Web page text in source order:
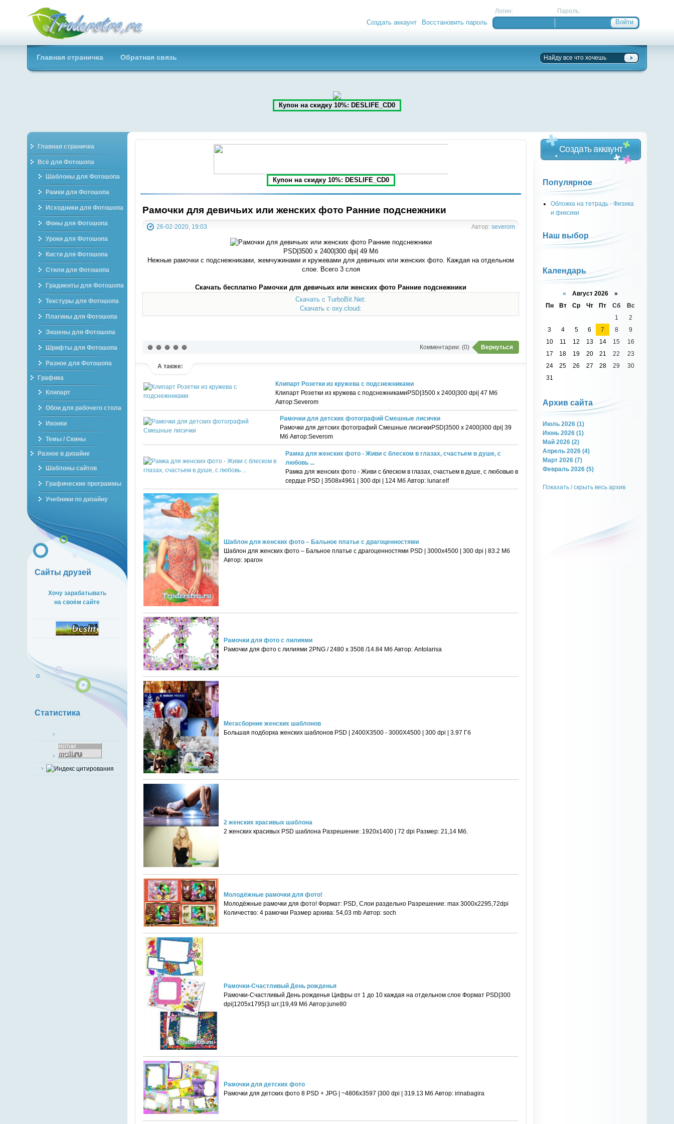
Troderstro.ru -
Портал о
Логин: Пароль:
Создать аккаунт Восстановить пароль
Главная страничка Обратная связь
Купон на скидку 10%: DESLIFE_CD0
Главная страничка
Всё для Фотошопа
Шаблоны для Фотошопа
Рамки для Фотошопа
Исходники для Фотошопа
Фоны для Фотошопа
Уроки для Фотошопа
Кисти для Фотошопа
Стили для Фотошопа
Градиенты для Фотошопа
Текстуры для Фотошопа
Плагины для Фотошопа
Экшены для Фотошопа
Шрифты для Фотошопа
Разное для Фотошопа
Графика
Клипарт
Обои для рабочего стола
Иконки
Темы / Скины
Разное в дизайне
Шаблоны сайтов
Графические программы
Учебники по дизайну
Сайты друзей
Хочу зарабатывать
на своём сайте
Статистика
Купон на скидку 10%: DESLIFE_CD0
Рамочки для девичьих или женских фото Ранние подснежники
Автор:severom
26-02-2020, 19:03
PSD|3500 х 2400|300 dpi| 49 Мб
Нежные рамочки с подснежниками, жемчужинами и кружевами для девичьих или женских фото. Каждая на отдельном
слое. Всего 3 слоя
Скачать бесплатно Рамочки для девичьих или женских фото Ранние подснежники
Скачать с TurboBit.Net:
Скачать с oxy.cloud:
Вернуться
Комментарии: (0)
А также:
Клипарт Розетки из кружева с подснежниками
Клипарт Розетки из кружева с подснежникамиPSD|3500 х 2400|300 dpi| 47 Мб
Автор:Severom
Рамочки для детских фотографий Смешные лисички
Рамочки для детских фотографий Смешные лисичкиPSD|3500 х 2400|300 dpi| 39
Мб Автор:Severom
Рамка для женских фото - Живи с блеском в глазах, счастьем в душе, с
любовь ...
Рамка для женских фото - Живи с блеском в глазах, счастьем в душе, с любовью в
сердце PSD | 3508х4961 | 300 dpi | 124 Мб Автор: lunar.elf
Шаблон для женских фото – Бальное платье с драгоценностями
Шаблон для женских фото – Бальное платье с драгоценностями PSD | 3000x4500 | 300 dpi | 83.2 Мб
Автор: эрагон
Рамочки для фото с лилиями
Рамочки для фото с лилиями 2PNG / 2480 x 3508 /14.84 Мб Aвтор: Antolarisa
Мегасборние женских шаблонов
Большая подборка женских шаблонов PSD | 2400X3500 - 3000X4500 | 300 dpi | 3.97 Гб
2 женских красивых шаблона
2 женских красивых PSD шаблона Разрешение: 1920x1400 | 72 dpi Размер: 21,14 Мб.
Молодёжные рамочки для фото!
Молодёжные рамочки для фото! Формат: PSD, Слои раздельно Разрешение: max 3000х2295,72dpi
Количество: 4 рамочки Размер архива: 54,03 mb Автор: soch
Рамочки-Счастливый День рожденья
Рамочки-Счастливый День рожденья Цифры от 1 до 10 каждая на отдельном слое Формат PSD|300
dpi|1205x1795|3 шт.|19,49 Мб Автор:june80
Рамочки для детских фото
Рамочки для детских фото 8 PSD + JPG | ~4806x3597 |300 dpi | 319.13 Мб Автор: irinabagira
Создать аккаунт
Популярное
Обложка на тетрадь - Физика
и фиксики
Наш выбор
Календарь
« Август 2026 »
Пн
Вт Ср Чт Пт Сб
Вс
1
2
3
4 5 6 7 8
9
10
11 12 13 14 15
16
17
18 19 20 21 22
23
24
25 26 27 28 29
30
31
Архив сайта
Июль 2026 (1)
Июнь 2026 (1)
Май 2026 (2)
Апрель 2026 (4)
Март 2026 (7)
Февраль 2026 (5)
Показать / скрыть весь архив